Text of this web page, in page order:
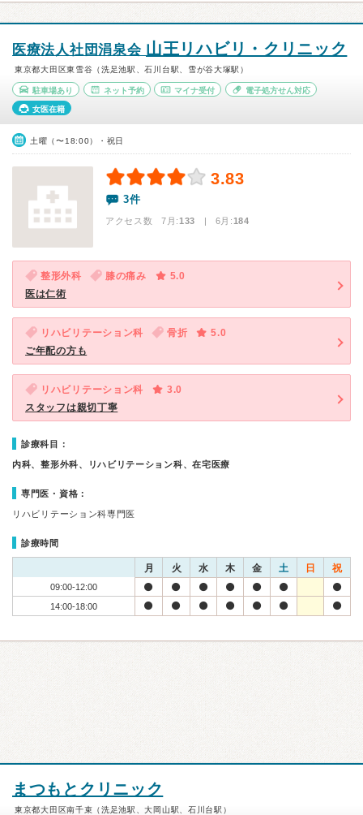
医療法人社団涓泉会 山王リハビリ・クリニック
東京都大田区東雪谷（洗足池駅、石川台駅、雪が谷大塚駅）
駐車場あり ネット予約 マイナ受付 電子処方せん対応
女医在籍
土曜（〜18:00）・祝日
3.83
3件
アクセス数 7月:133 | 6月:184
整形外科 膝の痛み
5.0
医は仁術
リハビリテーション科 骨折
5.0
ご年配の方も
リハビリテーション科
3.0
スタッフは親切丁寧
診療科目：
内科、整形外科、リハビリテーション科、在宅医療
専門医・資格：
リハビリテーション科専門医
診療時間
月 火 水 木 金 土 日 祝
09:00-12:00
14:00-18:00
まつもとクリニック
東京都大田区南千束（洗足池駅、大岡山駅、石川台駅）